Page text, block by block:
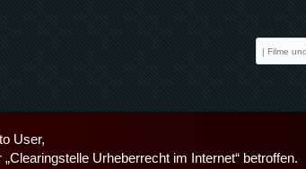
User,
Urheberrecht im Internet“ betroffen.